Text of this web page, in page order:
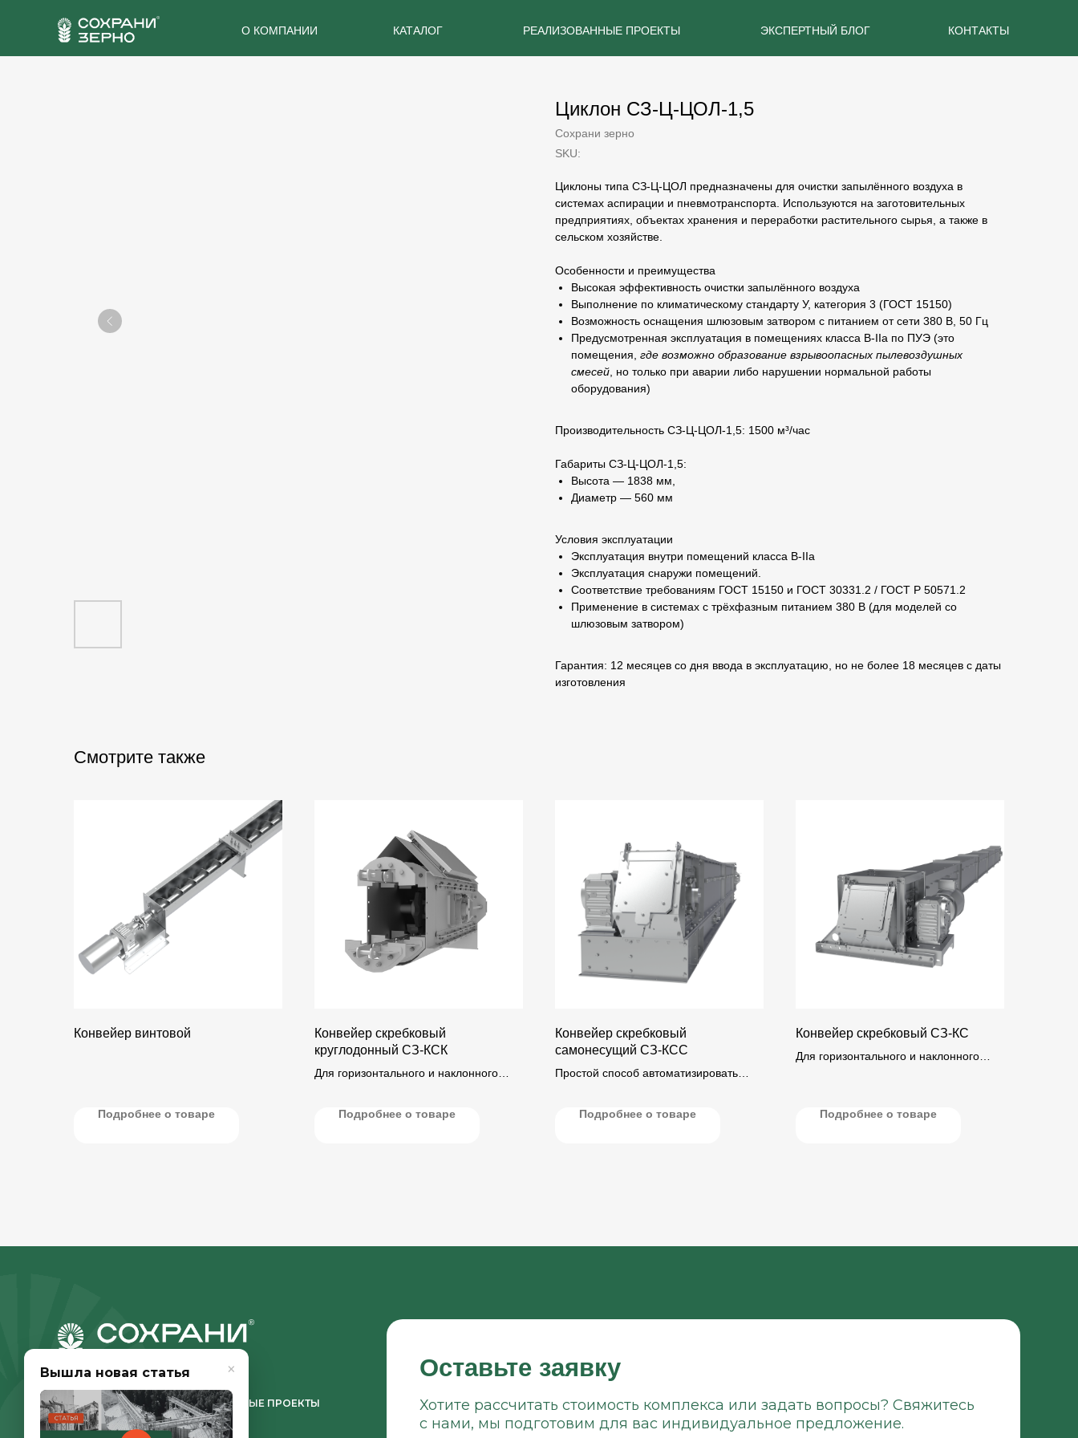
О КОМПАНИИ КАТАЛОГ РЕАЛИЗОВАННЫЕ ПРОЕКТЫ ЭКСПЕРТНЫЙ БЛОГ КОНТАКТЫ
Циклон СЗ-Ц-ЦОЛ-1,5
Сохрани зерно
SKU:
Циклоны типа СЗ-Ц-ЦОЛ предназначены для очистки запылённого воздуха в
системах аспирации и пневмотранспорта. Используются на заготовительных
предприятиях, объектах хранения и переработки растительного сырья, а также в
сельском хозяйстве.
Особенности и преимущества
Высокая эффективность очистки запылённого воздуха
Выполнение по климатическому стандарту У, категория 3 (ГОСТ 15150)
Возможность оснащения шлюзовым затвором с питанием от сети 380 В, 50 Гц
Предусмотренная эксплуатация в помещениях класса В-IIа по ПУЭ (это
помещения, где возможно образование взрывоопасных пылевоздушных
смесей , но только при аварии либо нарушении нормальной работы
оборудования)
Производительность СЗ-Ц-ЦОЛ-1,5: 1500 м³/час
Габариты СЗ-Ц-ЦОЛ-1,5:
Высота — 1838 мм,
Диаметр — 560 мм
Условия эксплуатации
Эксплуатация внутри помещений класса В-IIа
Эксплуатация снаружи помещений.
Соответствие требованиям ГОСТ 15150 и ГОСТ 30331.2 / ГОСТ Р 50571.2
Применение в системах с трёхфазным питанием 380 В (для моделей со
шлюзовым затвором)
Гарантия: 12 месяцев со дня ввода в эксплуатацию, но не более 18 месяцев с даты
изготовления
Смотрите также
Конвейер винтовой
Подробнее о товаре
Конвейер скребковый
круглодонный СЗ-КСК
Для горизонтального и наклонного
Подробнее о товаре
Конвейер скребковый
самонесущий СЗ-КСС
Простой способ автоматизировать
Подробнее о товаре
Конвейер скребковый СЗ-КС
Для горизонтального и наклонного
Подробнее о товаре
×
Вышла новая статья
Напомнить позже?
О КОМПАНИИ РЕАЛИЗОВАННЫЕ ПРОЕКТЫ
ЭКСПЕРТНЫЙ
КОНТАКТЫ
Хотите рассчитать стоимость комплекса или задать вопросы? Свяжитесь
с нами, мы подготовим для вас индивидуальное предложение.
Оставьте заявку